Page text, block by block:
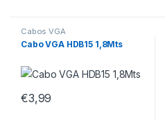
Cabos VGA
Cabo VGA HDB15 1,8Mts
€3,99